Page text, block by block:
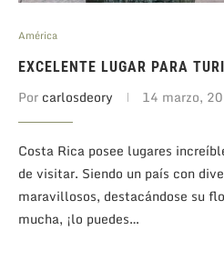
América
EXCELENTE LUGAR PARA
Por carlosdeory 14 marzo,
Costa Rica posee lugares
de visitar. Siendo un país con
maravillosos, destacándose su
mucha, ¡lo puedes…